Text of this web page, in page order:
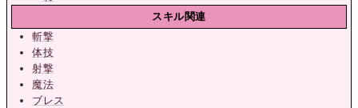
スキル関連
斬撃
体技
射撃
魔法
ブレス